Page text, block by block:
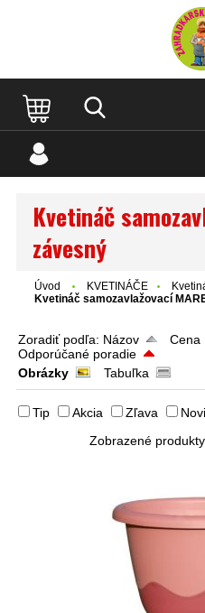
Kvetináč
závesný
Úvod KVETINÁČE
Kvetináč samozavlažovací
Zoradiť podľa: Názov Cena
Odporúčané poradie
Obrázky
Tabuľka
Tip Akcia Zľava
Zobrazené produkty